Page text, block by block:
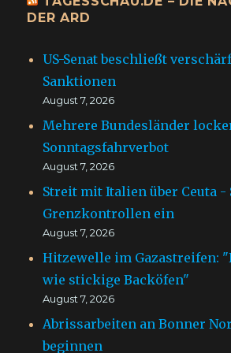
DER ARD
US-Senat beschließt
Sanktionen
August 7, 2026
Mehrere Bundesländer
Sonntagsfahrverbot
August 7, 2026
Streit mit Italien über Ceuta
Grenzkontrollen ein
August 7, 2026
Hitzewelle im Gazastreifen:
wie stickige Backöfen"
August 7, 2026
Abrissarbeiten an Bonner
beginnen